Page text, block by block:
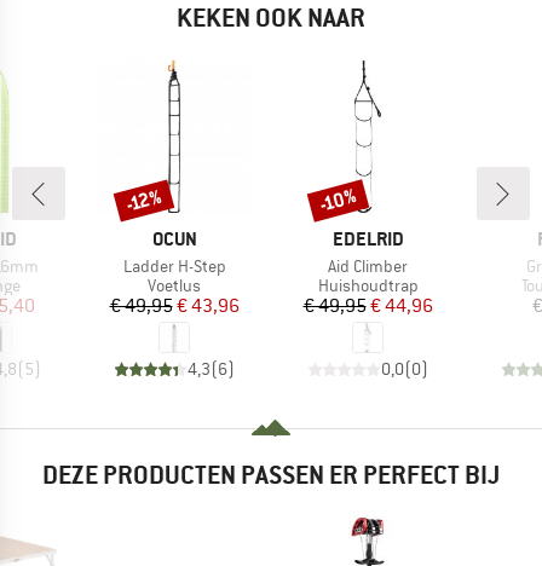
KEKEN OOK NAAR
prijs
( 5)
MERK
OCUN
Artikel
Ladder H-Step
Productgroep
Voetlus
Prijs
€ 49,95Verlaagde prijs
€ 43,96
4,3(6)
Korting
-12%
MERK
EDELRID
Artikel
Aid Climber
Productgroep
Huishoudtrap
Prijs
€ 49,95Verlaagde prijs
€ 44,96
0,0(0)
Korting
-10%
DEZE PRODUCTEN PASSEN ER PERFECT BIJ